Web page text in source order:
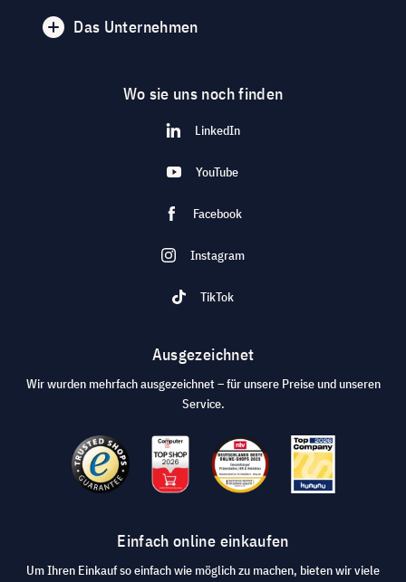
Das Unternehmen
Wo sie uns noch finden
LinkedIn
YouTube
Facebook
Instagram
TikTok
Ausgezeichnet
Wir wurden mehrfach ausgezeichnet – für unsere Preise und unseren
Service.
Einfach online einkaufen
Um Ihren Einkauf so einfach wie möglich zu machen, bieten wir viele